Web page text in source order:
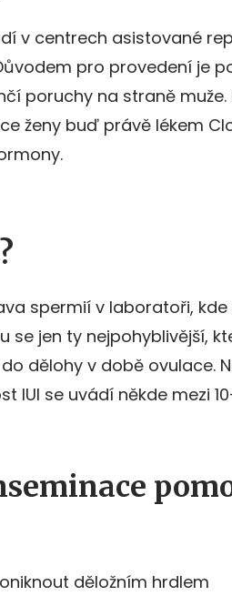
v centrech asistované
pro provedení je
poruchy na straně muže.
ženy buď právě lékem
spermií v laboratoři, kde
se jen ty nejpohyblivější,
dělohy v době ovulace.
IUI se uvádí někde mezi
děložním hrdlem